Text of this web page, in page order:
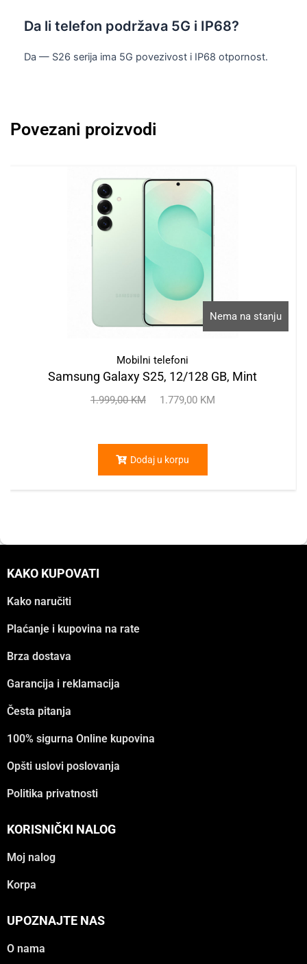
Da li telefon podržava 5G i IP68?
Da — S26 serija ima 5G povezivost i IP68 otpornost.
Povezani proizvodi
Nema na stanju
Mobilni telefoni
Samsung Galaxy S25, 12/128 GB, Mint
1.999,00KM 1.779,00 KM
Dodaj u korpu
KAKO KUPOVATI
Kako naručiti
Plaćanje i kupovina na rate
Brza dostava
Garancija i reklamacija
Česta pitanja
100% sigurna Online kupovina
Opšti uslovi poslovanja
Politika privatnosti
KORISNIČKI NALOG
Moj nalog
Korpa
UPOZNAJTE NAS
O nama